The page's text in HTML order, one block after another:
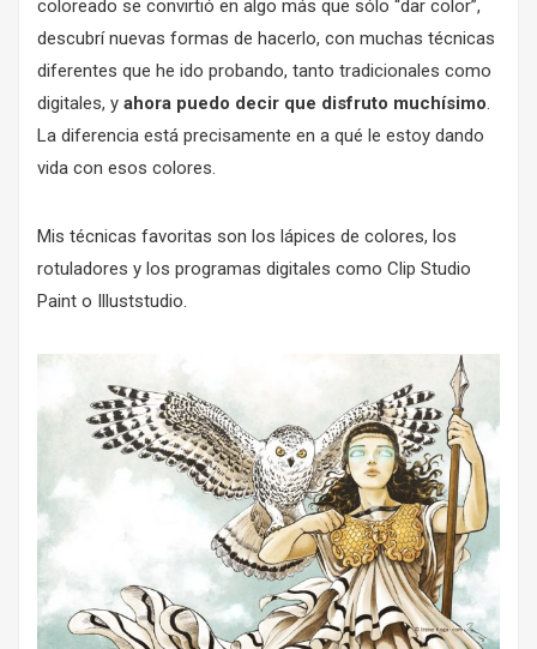
coloreado se convirtió en algo más que sólo “dar color”,
descubrí nuevas formas de hacerlo, con muchas técnicas
diferentes que he ido probando, tanto tradicionales como
digitales, y ahora puedo decir que disfruto muchísimo
La diferencia está precisamente en a qué le estoy dando
vida con esos colores.
Mis técnicas favoritas son los lápices de colores, los
rotuladores y los programas digitales como Clip Studio
Paint o Illuststudio.